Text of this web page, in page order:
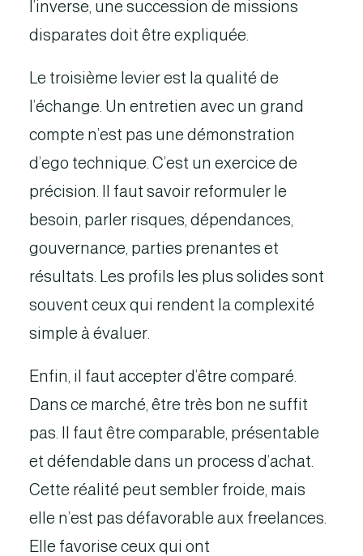
l’inverse, une succession de missions
disparates doit être expliquée.
Le troisième levier est la qualité de
l’échange. Un entretien avec un grand
compte n’est pas une démonstration
d’ego technique. C’est un exercice de
précision. Il faut savoir reformuler le
besoin, parler risques, dépendances,
gouvernance, parties prenantes et
résultats. Les profils les plus solides sont
souvent ceux qui rendent la complexité
simple à évaluer.
Enfin, il faut accepter d’être comparé.
Dans ce marché, être très bon ne suffit
pas. Il faut être comparable, présentable
et défendable dans un process d’achat.
Cette réalité peut sembler froide, mais
elle n’est pas défavorable aux freelances.
Elle favorise ceux qui ont